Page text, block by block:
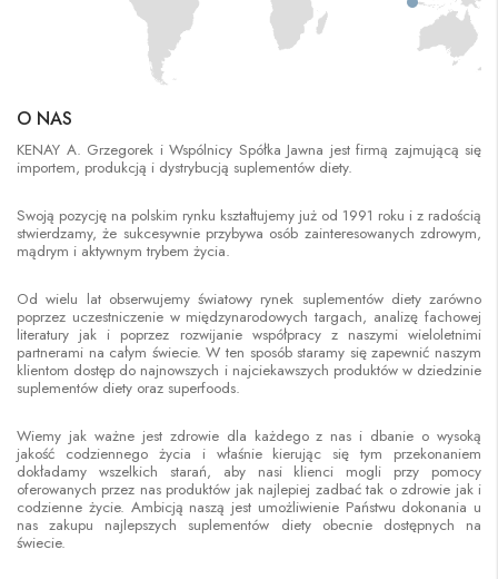
O NAS
KENAY A. Grzegorek i Wspólnicy Spółka Jawna jest firmą zajmującą się
importem, produkcją i dystrybucją suplementów diety.
Swoją pozycję na polskim rynku kształtujemy już od 1991 roku i z radością
stwierdzamy, że sukcesywnie przybywa osób zainteresowanych zdrowym,
mądrym i aktywnym trybem życia.
Od wielu lat obserwujemy światowy rynek suplementów diety zarówno
poprzez uczestniczenie w międzynarodowych targach, analizę fachowej
literatury jak i poprzez rozwijanie współpracy z naszymi wieloletnimi
partnerami na całym świecie. W ten sposób staramy się zapewnić naszym
klientom dostęp do najnowszych i najciekawszych produktów w dziedzinie
suplementów diety oraz superfoods.
Wiemy jak ważne jest zdrowie dla każdego z nas i dbanie o wysoką
jakość codziennego życia i właśnie kierując się tym przekonaniem
dokładamy wszelkich starań, aby nasi klienci mogli przy pomocy
oferowanych przez nas produktów jak najlepiej zadbać tak o zdrowie jak i
codzienne życie. Ambicją naszą jest umożliwienie Państwu dokonania u
nas zakupu najlepszych suplementów diety obecnie dostępnych na
świecie.